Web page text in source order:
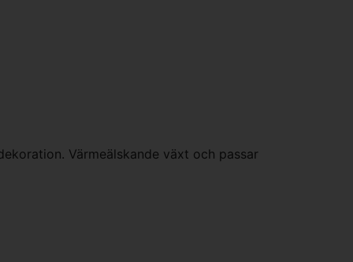
Värmeälskande växt och passar